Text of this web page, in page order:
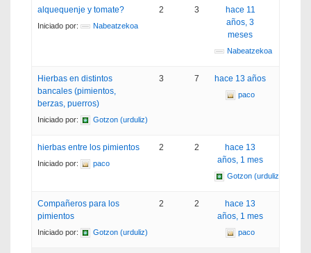
alquequenje y tomate?
Iniciado por: Nabeatzekoa
2 3
hace 11
años, 3
meses
Nabeatzekoa
Hierbas en distintos
bancales (pimientos,
berzas, puerros)
Iniciado por: Gotzon (urduliz)
3 7 hace 13 años
paco
hierbas entre los pimientos
Iniciado por: paco
2 2
hace 13
años, 1 mes
Gotzon (urduliz)
Compañeros para los
pimientos
Iniciado por: Gotzon (urduliz)
2 2
hace 13
años, 1 mes
paco